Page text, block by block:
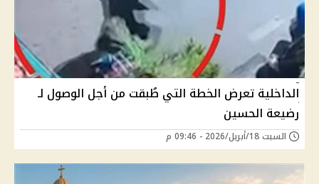
الداخلية تعرض الخطة التي طُبقت من أجل الوصول لـ
رضيعة الحسين
السبت 18/أبريل/2026 - 09:46 م